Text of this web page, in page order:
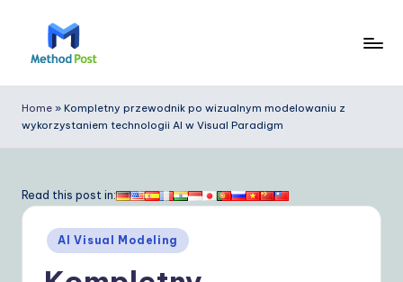
e
t
o
Home » Kompletny przewodnik po wizualnym modelowaniu z
wykorzystaniem technologii AI w Visual Paradigm
Read this post in:
Posted
in
AI Visual Modeling